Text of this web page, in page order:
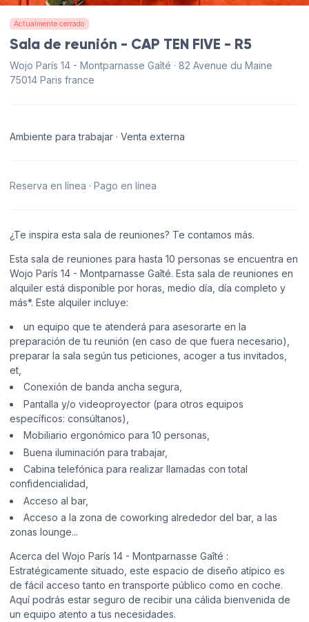
Actualmente cerrado
Sala de reunión - CAP TEN FIVE - R5
Wojo París 14 - Montparnasse Gaîté · 82 Avenue du Maine
75014 Paris france
Ambiente para trabajar · Venta externa
Reserva en línea · Pago en línea
¿Te inspira esta sala de reuniones? Te contamos más.
Esta sala de reuniones para hasta 10 personas se encuentra en
Wojo París 14 - Montparnasse Gaîté. Esta sala de reuniones en
alquiler está disponible por horas, medio día, día completo y
más*. Este alquiler incluye:
un equipo que te atenderá para asesorarte en la
preparación de tu reunión (en caso de que fuera necesario),
preparar la sala según tus peticiones, acoger a tus invitados,
et,
Conexión de banda ancha segura,
Pantalla y/o videoproyector (para otros equipos
específicos: consúltanos),
Mobiliario ergonómico para 10 personas,
Buena iluminación para trabajar,
Cabina telefónica para realizar llamadas con total
confidencialidad,
Acceso al bar,
Acceso a la zona de coworking alrededor del bar, a las
zonas lounge...
Acerca del Wojo París 14 - Montparnasse Gaîté :
Estratégicamente situado, este espacio de diseño atípico es
de fácil acceso tanto en transporte público como en coche.
Aquí podrás estar seguro de recibir una cálida bienvenida de
un equipo atento a tus necesidades.